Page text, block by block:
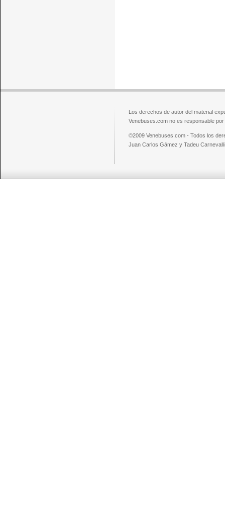
Los derechos de autor del material
Venebuses.com no es responsable
©2009 Venebuses.com - Todos los
Juan Carlos Gámez y Tadeu Carnevalli